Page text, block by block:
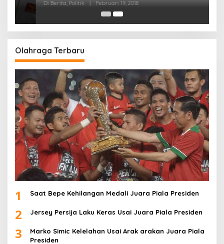
Di Berita, Politik | Februari 19, 2018
Olahraga Terbaru
1 Saat Bepe Kehilangan Medali Juara Piala Presiden
2 Jersey Persija Laku Keras Usai Juara Piala Presiden
3
Marko Simic Kelelahan Usai Arak arakan Juara Piala
Presiden